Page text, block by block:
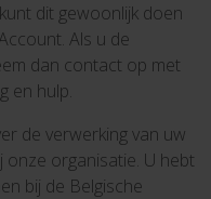
dit gewoonlijk doen
Als u de
dan contact op met
en hulp.
de verwerking van uw
organisatie. U hebt
bij de Belgische